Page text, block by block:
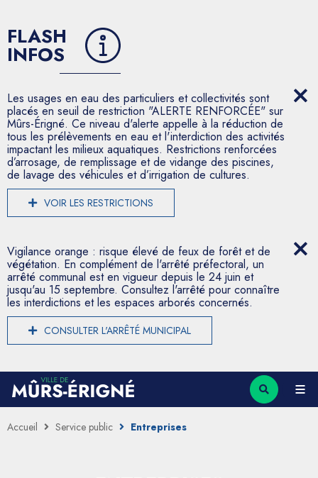
FLASH
INFOS
Les usages en eau des particuliers et collectivités sont
placés en seuil de restriction "ALERTE RENFORCÉE" sur
Mûrs-Érigné. Ce niveau d'alerte appelle à la réduction de
tous les prélèvements en eau et l'interdiction des activités
impactant les milieux aquatiques. Restrictions renforcées
d’arrosage, de remplissage et de vidange des piscines,
de lavage des véhicules et d’irrigation de cultures.
VOIR LES RESTRICTIONS
Vigilance orange : risque élevé de feux de forêt et de
végétation. En complément de l'arrêté préfectoral, un
arrêté communal est en vigueur depuis le 24 juin et
jusqu'au 15 septembre. Consultez l'arrêté pour connaître
les interdictions et les espaces arborés concernés.
CONSULTER L'ARRÊTÉ MUNICIPAL
Accueil Service public Entreprises